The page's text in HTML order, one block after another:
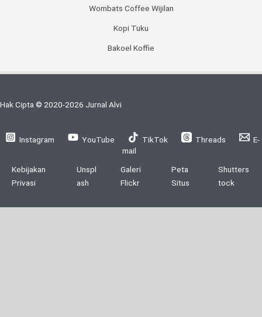
Wombats Coffee Wijilan
Kopi Tuku
Bakoel Koffie
Hak Cipta © 2020-2026 Jurnal Alvi
Instagram YouTube TikTok Threads
E-
mail
Kebijakan
Privasi
Unspl
ash
Galeri
Flickr
Peta
Situs
Shutters
tock